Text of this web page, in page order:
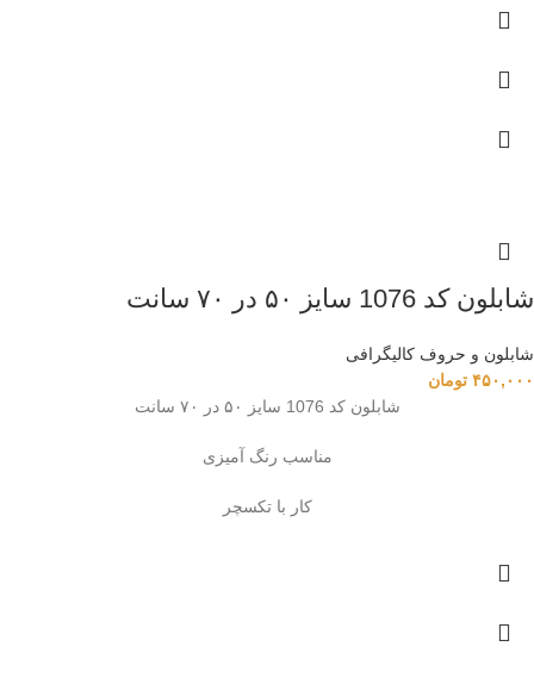
شابلون کد 1076 سایز ۵۰ در ۷۰ سانت
شابلون و حروف کالیگرافی
۴۵۰,۰۰۰ تومان
شابلون کد 1076 سایز ۵۰ در ۷۰ سانت
مناسب رنگ آمیزی
کار با تکسچر